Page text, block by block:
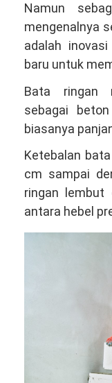
Namun
mengenalnya
adalah
baru untuk
Bata ringan
sebagai
biasanya
Ketebalan
cm sampai
ringan lembut
antara hebel